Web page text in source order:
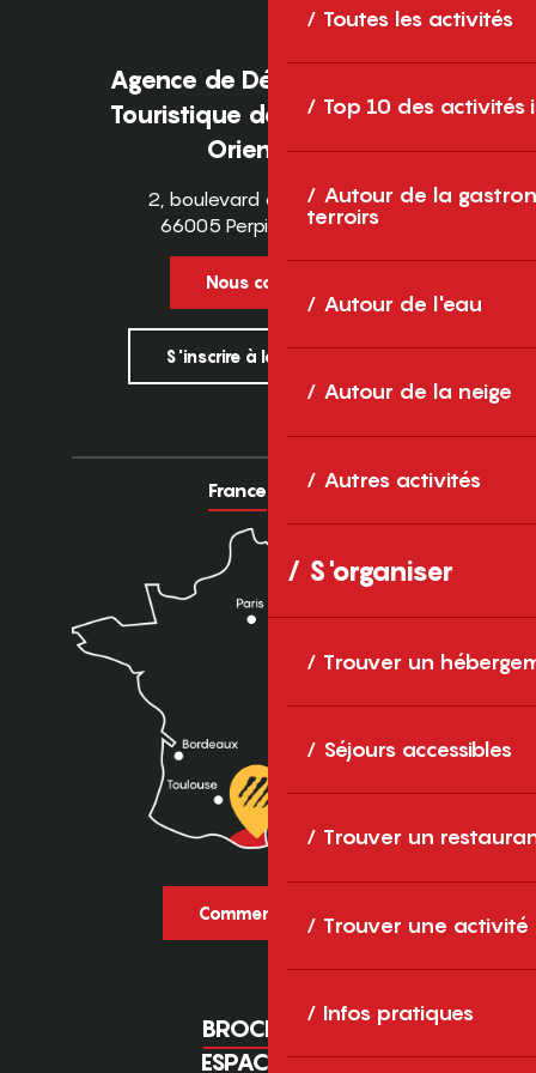
Toutes les activités
Top 10 des activités
Autour de la
terroirs
Autour de l'eau
Autour de la neige
Autres activités
S'organiser
Trouver un
Séjours accessibles
Trouver un
Trouver une activité
Infos pratiques
Agence de Développement
Touristique des Pyrénées-
Orientales
2, boulevard des Pyrénées
66005 Perpignan Cedex
Nous contacter
S'inscrire à la newsletter
France Europe
Comment venir ?
BROCHURES
ESPACE PRO